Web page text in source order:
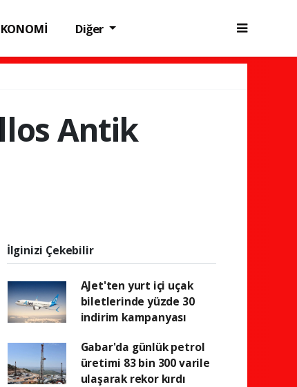
Diğer
Antik
İlginizi Çekebilir
AJet'ten yurt içi uçak
biletlerinde yüzde 30
indirim kampanyası
Gabar'da günlük petrol
üretimi 83 bin 300 varile
ulaşarak rekor kırdı